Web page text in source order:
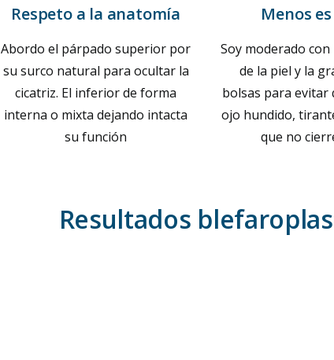
Respeto a la anatomía
Abordo el párpado superior por
su surco natural para ocultar la
cicatriz. El inferior de forma
interna o mixta dejando intacta
su función
Menos
Soy moderado
de la piel y la
bolsas para evitar
ojo hundido,
que no
Resultados